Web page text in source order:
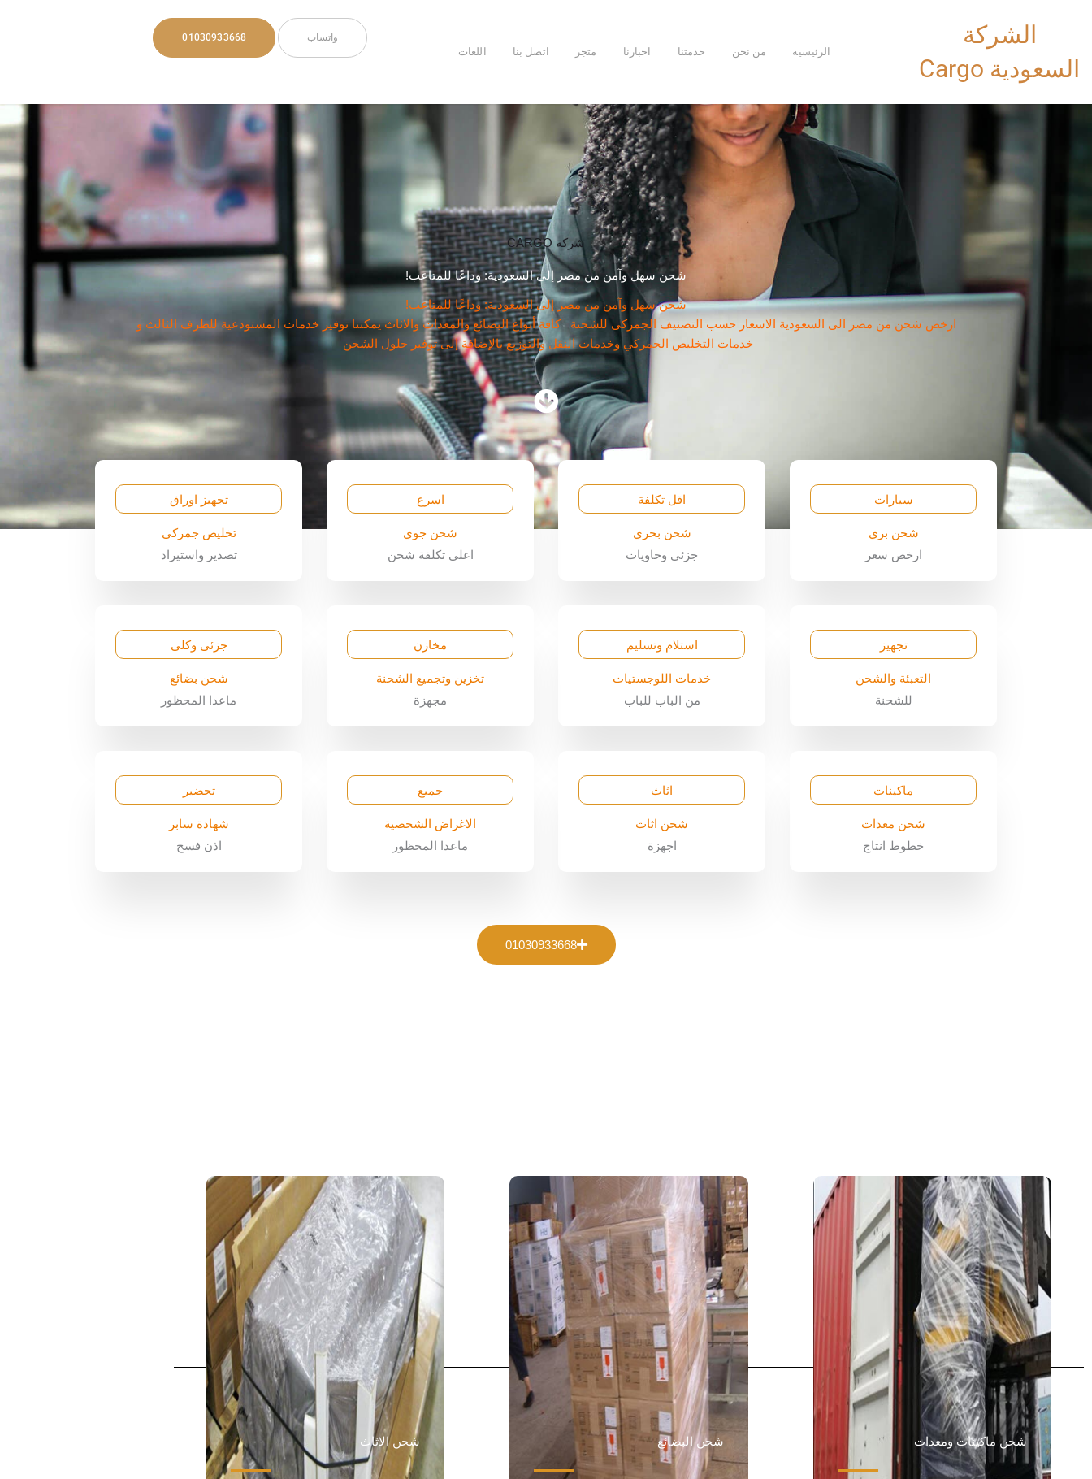
الشركة
السعودية Cargo
الرئيسية من نحن خدمتنا اخبارنا متجر اتصل بنا اللغات
واتساب 01030933668
شركة CARGO
شحن سهل وآمن من مصر إلى السعودية: وداعًا للمتاعب!
شحن سهل وآمن من مصر إلى السعودية: وداعًا للمتاعب!
ارخص شحن من مصر الى السعودية الاسعار حسب التصنيف الجمركى للشحنة كافة أنواع البضائع والمعدات والاثاث يمكننا توفير خدمات المستودعية للطرف الثالث و
خدمات التخليص الجمركي وخدمات النقل والتوزيع بالإضافة إلى توفير حلول الشحن
سيارات
شحن بري
ارخص سعر
اقل تكلفة
شحن بحري
جزئى وحاويات
اسرع
شحن جوي
اعلى تكلفة شحن
تجهيز اوراق
تخليص جمركى
تصدير واستيراد
تجهيز
التعبئة والشحن
للشحنة
استلام وتسليم
خدمات اللوجستيات
من الباب للباب
مخازن
تخزين وتجميع الشحنة
مجهزة
جزئى وكلى
شحن بضائع
ماعدا المحظور
ماكينات
شحن معدات
خطوط انتاج
اثاث
شحن اثاث
اجهزة
جميع
الاغراض الشخصية
ماعدا المحظور
تحضير
شهادة سابر
اذن فسح
01030933668
شحن ماكينات ومعدات شحن البضائع شحن الاثاث